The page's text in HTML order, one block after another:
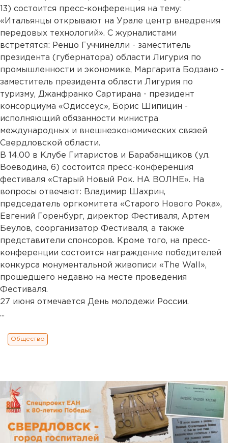
13) состоится пресс-конференция на тему:
«Итальянцы открывают на Урале центр внедрения
передовых технологий». С журналистами
встретятся: Ренцо Гуччинелли - заместитель
президента (губернатора) области Лигурия по
промышленности и экономике, Маргарита Бодзано -
заместитель президента области Лигурия по
туризму, Джанфранко Сартирана - президент
консорциума «Одиссеус», Борис Шипицин -
исполняющий обязанности министра
международных и внешнеэкономических связей
Свердловской области.
В 14.00 в Клубе Гитаристов и Барабанщиков (ул.
Воеводина, 6) состоится пресс-конференция
фестиваля «Старый Новый Рок. НА ВОЛНЕ». На
вопросы отвечают: Владимир Шахрин,
председатель оргкомитета «Старого Нового Рока»,
Евгений Горенбург, директор Фестиваля, Артем
Беулов, соорганизатор Фестиваля, а также
представители спонсоров. Кроме того, на пресс-
конференции состоится награждение победителей
конкурса монументальной живописи «The Wall»,
прошедшего недавно на месте проведения
Фестиваля.
27 июня отмечается День молодежи России.
...
Общество